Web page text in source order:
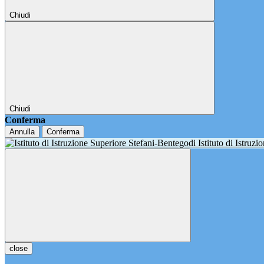
Chiudi
Chiudi
Conferma
Annulla Conferma
Istituto di
close